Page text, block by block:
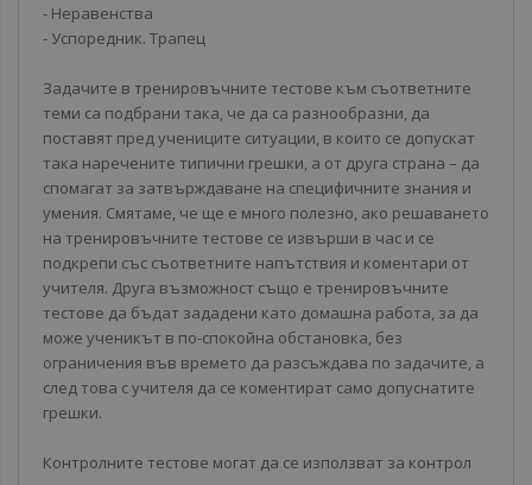
- Неравенства
- Успоредник. Трапец
Задачите в тренировъчните тестове към съответните
теми са подбрани така, че да са разнообразни, да
поставят пред учениците ситуации, в които се допускат
така наречените типични грешки, а от друга страна – да
спомагат за затвърждаване на специфичните знания и
умения. Смятаме, че ще е много полезно, ако решаването
на тренировъчните тестове се извърши в час и се
подкрепи със съответните напътствия и коментари от
учителя. Друга възможност също е тренировъчните
тестове да бъдат зададени като домашна работа, за да
може ученикът в по-спокойна обстановка, без
ограничения във времето да разсъждава по задачите, а
след това с учителя да се коментират само допуснатите
грешки.
Контролните тестове могат да се използват за контрол